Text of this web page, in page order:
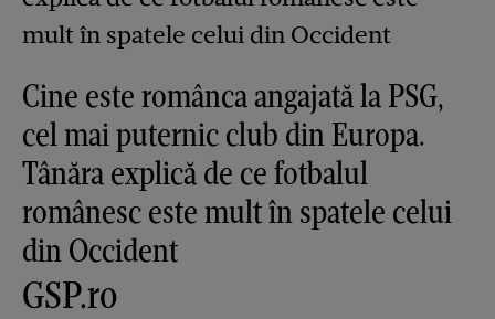
Cine este românca angajată la PSG,
cel mai puternic club din Europa.
Tânăra explică de ce fotbalul
românesc este mult în spatele celui
din Occident
GSP.ro